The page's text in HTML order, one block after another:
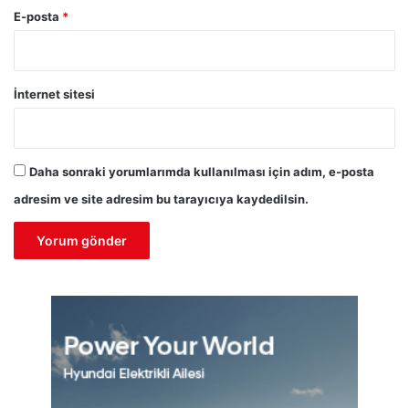
E-posta *
İnternet sitesi
Daha sonraki yorumlarımda kullanılması için adım, e-posta
adresim ve site adresim bu tarayıcıya kaydedilsin.